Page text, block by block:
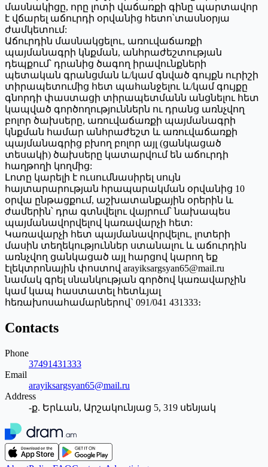
մասնակիցը, որը լոտի վաճառքի գինը պարտավոր
է վճարել աճուրդի օրվանից հետո՝տասնօրյա
ժամկետում:
Աճուրդին մասնակցելու, առուվաճառքի
պայմանագրի կնքման, անհրաժեշտության
դեպքում՝ դրանից ծագող իրավունքների
պետական գրանցման և/կամ գնված գույքն ուրիշի
տիրապետումից հետ պահանջելու և/կամ գույքը
գնորդի փաստացի տիրապետմանն անցնելու հետ
կապված գործողություններն ու դրանց առնչվող
բոլոր ծախսերը, առուվաճառքի պայմանագրի
կնքման համար անհրաժեշտ և առուվաճառքի
պայմանագրից բխող բոլոր այլ (ցանկացած
տեսակի) ծախսերը կատարվում են աճուրդի
հաղթողի կողմից:
Լոտը կարելի է ուսումնասիրել սույն
հայտարարության հրապարակման օրվանից 10
օրվա ընթացքում, աշխատանքային օրերին և
ժամերին՝ դրա գտնվելու վայրում՝ նախապես
պայմանավորվելով կառավարչի հետ:
Կառավարչի հետ պայմանավորվելու, լոտերի
մասին տեղեկություններ ստանալու և աճուրդին
առնչվող ցանկացած այլ հարցով կարող եք
էլեկտրոնային փոստով arayiksargsyan65@mail.ru
նամակ գրել սնանկության գործով կառավարչին
կամ կապ հաստատել հետևյալ
հեռախոսահամարներով` 091/041 431333։
Contacts
Phone
37491431333
Email
arayiksargsyan65@mail.ru
Address
-ք. Երևան, Արշակունյաց 5, 319 սենյակ